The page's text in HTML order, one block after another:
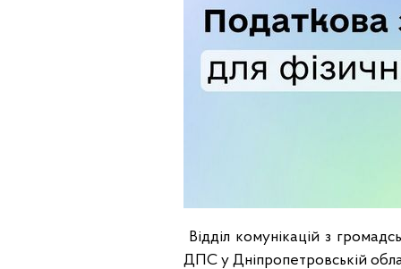
Відділ комунікацій з
ДПС у Дніпропетровській